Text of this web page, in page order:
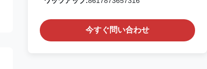
今すぐ問い合わせ